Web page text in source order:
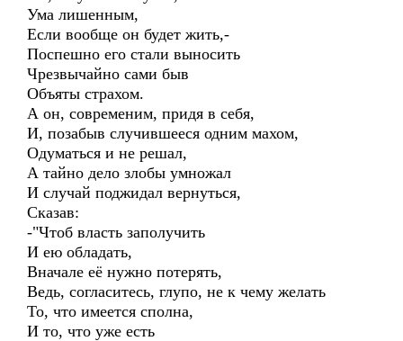
Ума лишенным,
Если вообще он будет жить,-
Поспешно его стали выносить
Чрезвычайно сами быв
Объяты страхом.
А он, современим, придя в себя,
И, позабыв случившееся одним махом,
Одуматься и не решал,
А тайно дело злобы умножал
И случай поджидал вернуться,
Сказав:
-"Чтоб власть заполучить
И ею обладать,
Вначале её нужно потерять,
Ведь, согласитесь, глупо, не к чему желать
То, что имеется сполна,
И то, что уже есть